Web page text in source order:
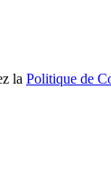
la Politique de